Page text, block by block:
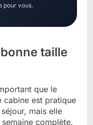
pour vous.
taille
que le
cabine est pratique
mais elle
complète.